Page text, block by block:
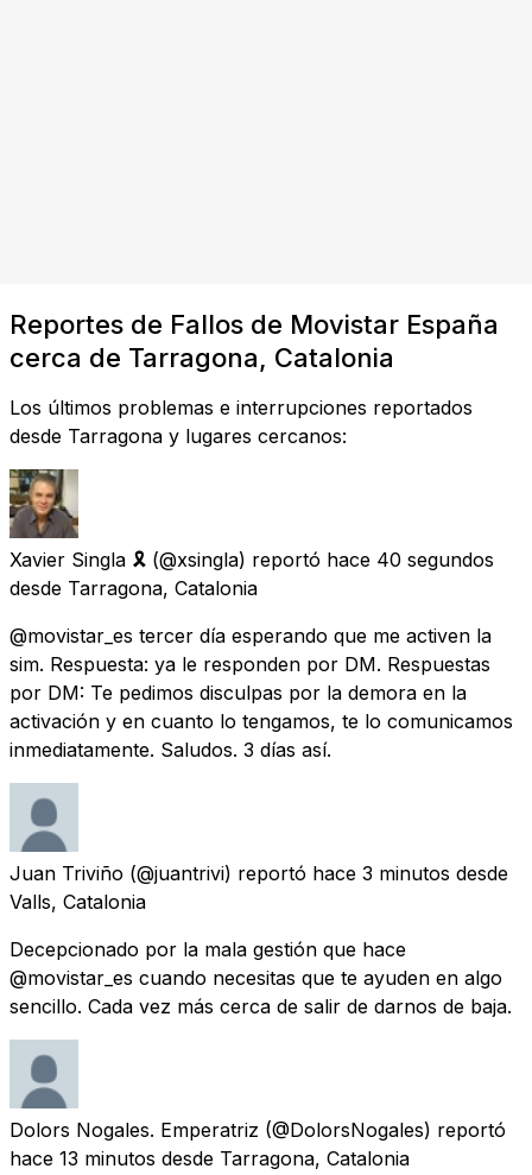
Reportes de Fallos de Movistar España
cerca de Tarragona, Catalonia
Los últimos problemas e interrupciones reportados
desde Tarragona y lugares cercanos:
Xavier Singla 🎗 (@xsingla) reportó hace 40 segundos
desde Tarragona, Catalonia
@movistar_es tercer día esperando que me activen la
sim. Respuesta: ya le responden por DM. Respuestas
por DM: Te pedimos disculpas por la demora en la
activación y en cuanto lo tengamos, te lo comunicamos
inmediatamente. Saludos. 3 días así.
Juan Triviño (@juantrivi) reportó hace 3 minutos desde
Valls, Catalonia
Decepcionado por la mala gestión que hace
@movistar_es cuando necesitas que te ayuden en algo
sencillo. Cada vez más cerca de salir de darnos de baja.
Dolors Nogales. Emperatriz (@DolorsNogales) reportó
hace 13 minutos desde Tarragona, Catalonia